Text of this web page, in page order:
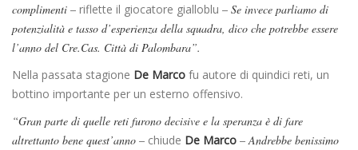
complimenti – riflette il giocatore gialloblu – Se invece parliamo di
potenzialità e tasso d’esperienza della squadra, dico che potrebbe essere
l’anno del Cre.Cas. Città di Palombara”.
Nella passata stagione De Marco fu autore di quindici reti, un
bottino importante per un esterno offensivo.
“Gran parte di quelle reti furono decisive e la speranza è di fare
altrettanto bene quest’anno – chiude De Marco – Andrebbe benissimo